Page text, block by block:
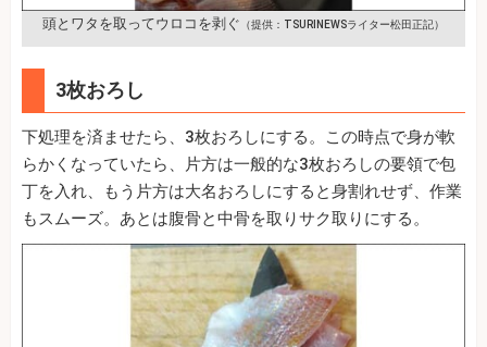
頭とワタを取ってウロコを剥ぐ （提供：TSURINEWSライター松田正記）
3枚おろし
下処理を済ませたら、3枚おろしにする。この時点で身が軟
らかくなっていたら、片方は一般的な3枚おろしの要領で包
丁を入れ、もう片方は大名おろしにすると身割れせず、作業
もスムーズ。あとは腹骨と中骨を取りサク取りにする。